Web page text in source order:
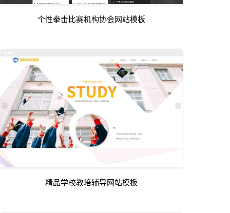
个性拳击比赛机构协会网站模板
精品学校教培辅导网站模板